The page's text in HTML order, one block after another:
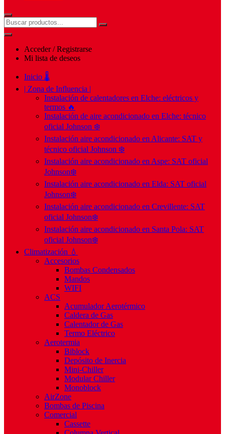
Acceder / Registrarse
Mi lista de deseos
Inicio 🌡️
| Zona de Influencia |
Instalación de calentadores en Elche: eléctricos y
termos 🔥
Instalación de aire acondicionado en Elche: técnico
oficial Johnson ❄️
Instalación aire acondicionado en Alicante: SAT y
técnico oficial Johnson ❄️
Instalación aire acondicionado en Aspe: SAT oficial
Johnson❄️
Instalación aire acondicionado en Elda: SAT oficial
Johnson❄️
Instalación aire acondicionado en Crevillente: SAT
oficial Johnson❄️
Instalación aire acondicionado en Santa Pola: SAT
oficial Johnson❄️
Climatización 💧
Accesorios
Bombas Condensados
Mandos
WIFI
ACS
Acumulador Aerotérmico
Caldera de Gas
Calentador de Gas
Termo Eléctrico
Aerotermia
Biblock
Depósito de Inercia
Mini-Chiller
Modular Chiller
Monoblock
AirZone
Bombas de Piscina
Comercial
Cassette